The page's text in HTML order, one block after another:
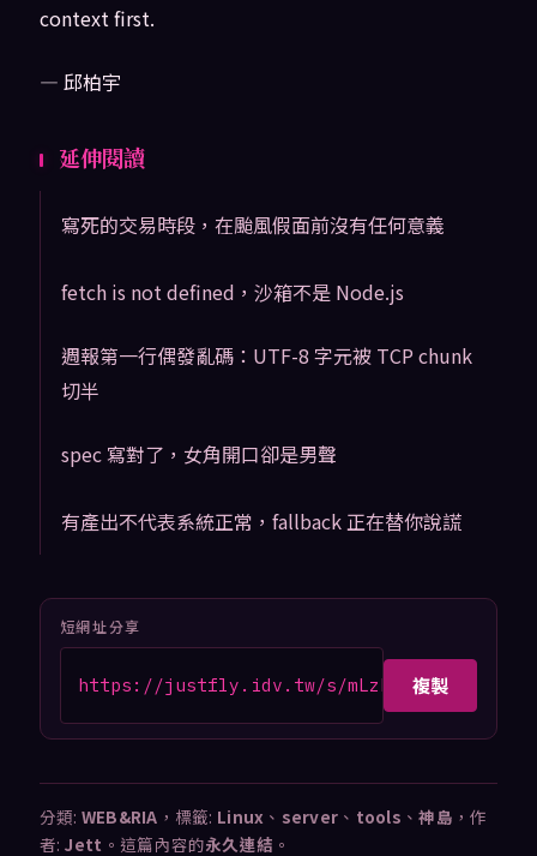
context first.
— 邱柏宇
延伸閱讀
寫死的交易時段，在颱風假面前沒有任何意義
fetch is not defined，沙箱不是 Node.js
週報第一行偶發亂碼：UTF-8 字元被 TCP chunk
切半
spec 寫對了，女角開口卻是男聲
有產出不代表系統正常，fallback 正在替你說謊
短網址分享
https://justfly.idv.tw/s/mLzLfYJ複製
分類: WEB&RIA ，標籤: Linux 、 server 、 tools 、神島 ，作
者: Jett 。這篇內容的永久連結 。